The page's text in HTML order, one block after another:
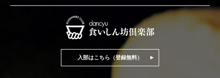
入部はこちら（登録無料）